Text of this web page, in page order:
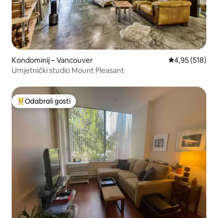
Kondominij – Vancouver Prosječna
4,95 (518)
Umjetnički studio Mount Pleasant
Među najviše rangiranima s oznakom „Odabrali gosti”
Odabrali gosti